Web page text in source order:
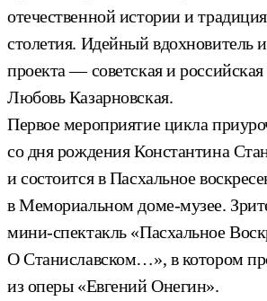
отечественной истории и
столетия. Идейный вдохновитель
проекта — советская и
Любовь Казарновская.
Первое мероприятие цикла
со дня рождения Константина
и состоится в Пасхальное
в Мемориальном доме-музее.
мини-спектакль «Пасхальное
О Станиславском…», в котором
из оперы «Евгений Онегин».